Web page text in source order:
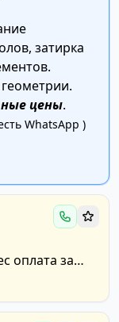
затирка
цены.
WhatsApp )
оплата за